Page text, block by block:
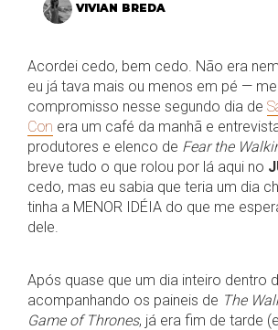
VIVIAN BREDA
Acordei cedo, bem cedo. Não era
eu já tava mais ou menos em pé —
compromisso nesse segundo dia de
Con era um café da manhã e
produtores e elenco de Fear the
breve tudo o que rolou por lá aqui no
cedo, mas eu sabia que teria um dia
tinha a MENOR IDÉIA do que me
dele.
Após quase que um dia inteiro dentro
acompanhando os paineis de The
Game of Thrones, já era fim de tarde